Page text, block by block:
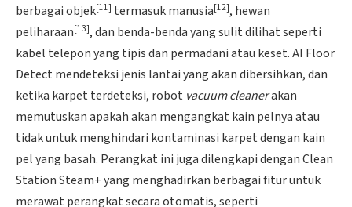
berbagai objek[11] termasuk manusia[12], hewan
peliharaan[13], dan benda-benda yang sulit dilihat seperti
kabel telepon yang tipis dan permadani atau keset. AI Floor
Detect mendeteksi jenis lantai yang akan dibersihkan, dan
ketika karpet terdeteksi, robot vacuum cleanerakan
memutuskan apakah akan mengangkat kain pelnya atau
tidak untuk menghindari kontaminasi karpet dengan kain
pel yang basah. Perangkat ini juga dilengkapi dengan Clean
Station Steam+ yang menghadirkan berbagai fitur untuk
merawat perangkat secara otomatis, seperti